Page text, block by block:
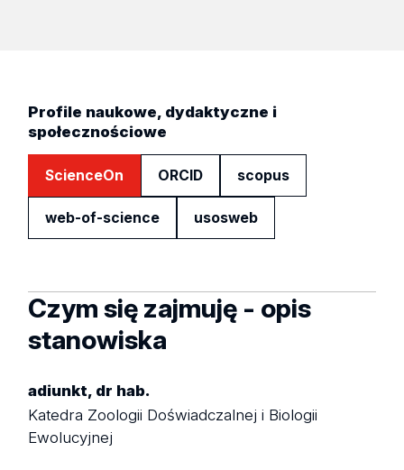
Profile naukowe, dydaktyczne i
społecznościowe
ScienceOn ORCID scopus
web-of-science usosweb
Czym się zajmuję - opis
stanowiska
adiunkt, dr hab.
Katedra Zoologii Doświadczalnej i Biologii
Ewolucyjnej